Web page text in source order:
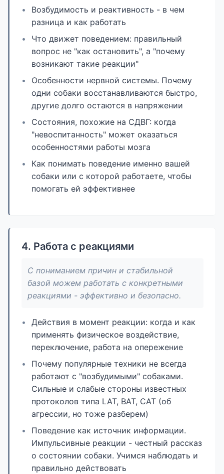
Возбудимость и реактивность - в чем
разница и как работать
Что движет поведением: правильный
вопрос не "как остановить", а "почему
возникают такие реакции"
Особенности нервной системы. Почему
одни собаки восстанавливаются быстро,
другие долго остаются в напряжении
Состояния, похожие на СДВГ: когда
"невоспитанность" может оказаться
особенностями работы мозга
Как понимать поведение именно вашей
собаки или с которой работаете, чтобы
помогать ей эффективнее
4. Работа с реакциями
С пониманием причин и стабильной
базой можем работать с конкретными
реакциями - эффективно и безопасно.
Действия в момент реакции: когда и как
применять физическое воздействие,
переключение, работа на опережение
Почему популярные техники не всегда
работают с "возбудимыми" собаками.
Сильные и слабые стороны известных
протоколов типа LAT, BAT, CAT (об
агрессии, но тоже разберем)
Поведение как источник информации.
Импульсивные реакции - честный рассказ
о состоянии собаки. Учимся наблюдать и
правильно действовать